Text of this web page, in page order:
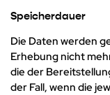
Speicherdauer
Die Daten werden
Erhebung nicht
die der
der Fall, wenn die